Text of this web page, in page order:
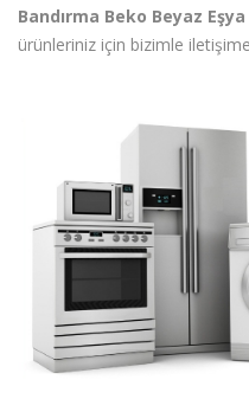
Bandırma Beko Beyaz
ürünleriniz için bizimle